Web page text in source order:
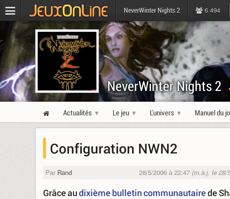
NeverWinter Nights 2 6 494
NeverWinter Nights 2
Actualités Le jeu L'univers Manuel du
Configuration NWN2
Par Rand 28/5/2006 à 22:47 (m.à.j. le 28/
Grâce audixième bulletin communautairede